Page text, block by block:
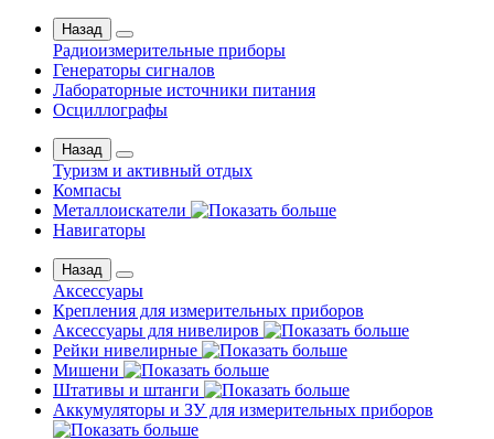
Назад
Радиоизмерительные приборы
Генераторы сигналов
Лабораторные источники питания
Осциллографы
Назад
Туризм и активный отдых
Компасы
Металлоискатели
Навигаторы
Назад
Аксессуары
Крепления для измерительных приборов
Аксессуары для нивелиров
Рейки нивелирные
Мишени
Штативы и штанги
Аккумуляторы и ЗУ для измерительных приборов